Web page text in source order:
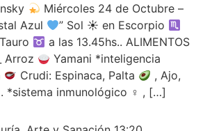
Miércoles 24 de Octubre –
Azul
” Sol ☀ en Escorpio
a las 13.45hs.. ALIMENTOS
Arroz
Yamani *inteligencia
Crudi: Espinaca, Palta
, Ajo,
. *sistema inmunológico ♀ , […]